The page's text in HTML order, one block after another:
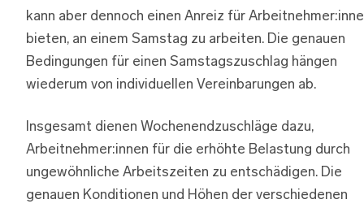
kann aber dennoch einen Anreiz für
bieten, an einem Samstag zu arbeiten. Die genauen
Bedingungen für einen Samstagszuschlag hängen
wiederum von individuellen Vereinbarungen ab.
Insgesamt dienen Wochenendzuschläge dazu,
Arbeitnehmer:innen für die erhöhte Belastung durch
ungewöhnliche Arbeitszeiten zu entschädigen. Die
genauen Konditionen und Höhen der verschiedenen